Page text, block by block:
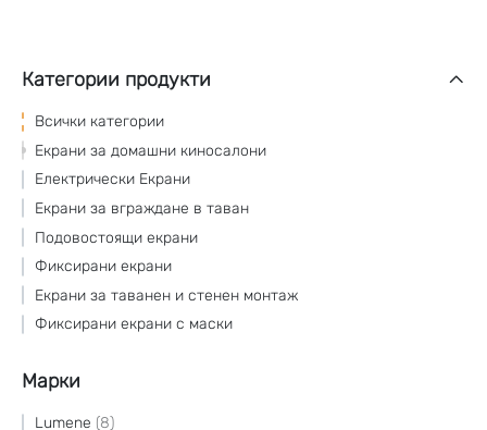
Категории продукти
Всички категории
Екрани за домашни киносалони
Електрически Екрани
Екрани за вграждане в таван
Подовостоящи екрани
Фиксирани екрани
Екрани за таванен и стенен монтаж
Фиксирани екрани с маски
Марки
Lumene 8